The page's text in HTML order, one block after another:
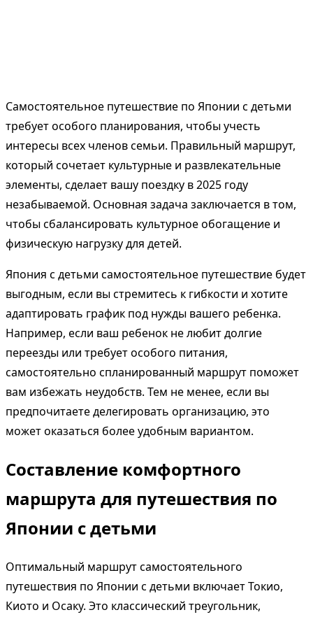
Самостоятельное путешествие по Японии с детьми
требует особого планирования, чтобы учесть
интересы всех членов семьи. Правильный маршрут,
который сочетает культурные и развлекательные
элементы, сделает вашу поездку в 2025 году
незабываемой. Основная задача заключается в том,
чтобы сбалансировать культурное обогащение и
физическую нагрузку для детей.
Япония с детьми самостоятельное путешествие будет
выгодным, если вы стремитесь к гибкости и хотите
адаптировать график под нужды вашего ребенка.
Например, если ваш ребенок не любит долгие
переезды или требует особого питания,
самостоятельно спланированный маршрут поможет
вам избежать неудобств. Тем не менее, если вы
предпочитаете делегировать организацию, это
может оказаться более удобным вариантом.
Составление комфортного
маршрута для путешествия по
Японии с детьми
Оптимальный маршрут самостоятельного
путешествия по Японии с детьми включает Токио,
Киото и Осаку. Это классический треугольник,